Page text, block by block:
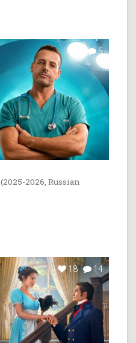
7 5
(2025-2026, Russian
18 14